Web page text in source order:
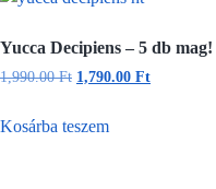
Yucca Decipiens – 5 db mag!
1,990.00Ft 1,790.00 Ft
Kosárba teszem